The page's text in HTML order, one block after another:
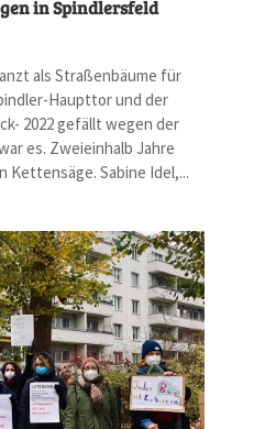
in Spindlersfeld
als Straßenbäume für
Haupttor und der
2022 gefällt wegen der
es. Zweieinhalb Jahre
Kettensäge. Sabine Idel,...